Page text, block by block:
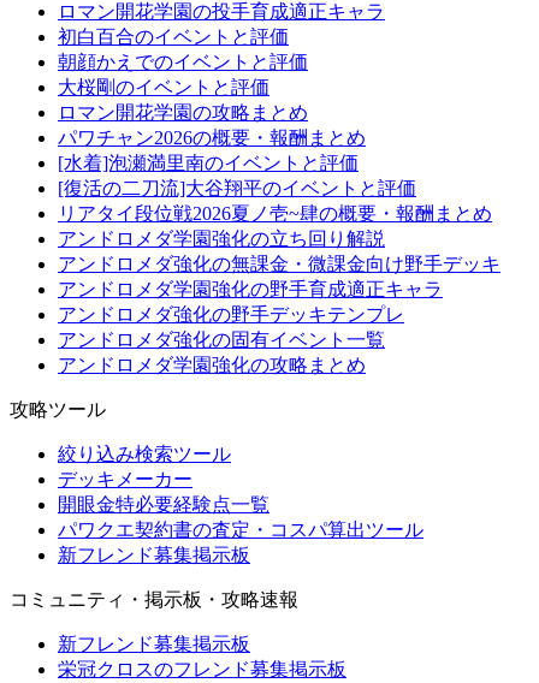
ロマン開花学園の投手育成適正キャラ
初白百合のイベントと評価
朝顔かえでのイベントと評価
大桜剛のイベントと評価
ロマン開花学園の攻略まとめ
パワチャン2026の概要・報酬まとめ
[水着]泡瀬満里南のイベントと評価
[復活の二刀流]大谷翔平のイベントと評価
リアタイ段位戦2026夏ノ壱~肆の概要・報酬まとめ
アンドロメダ学園強化の立ち回り解説
アンドロメダ強化の無課金・微課金向け野手デッキ
アンドロメダ学園強化の野手育成適正キャラ
アンドロメダ強化の野手デッキテンプレ
アンドロメダ強化の固有イベント一覧
アンドロメダ学園強化の攻略まとめ
攻略ツール
絞り込み検索ツール
デッキメーカー
開眼金特必要経験点一覧
パワクエ契約書の査定・コスパ算出ツール
新フレンド募集掲示板
コミュニティ・掲示板・攻略速報
新フレンド募集掲示板
栄冠クロスのフレンド募集掲示板